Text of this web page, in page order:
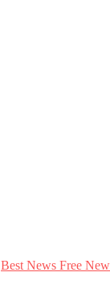
Best News Free